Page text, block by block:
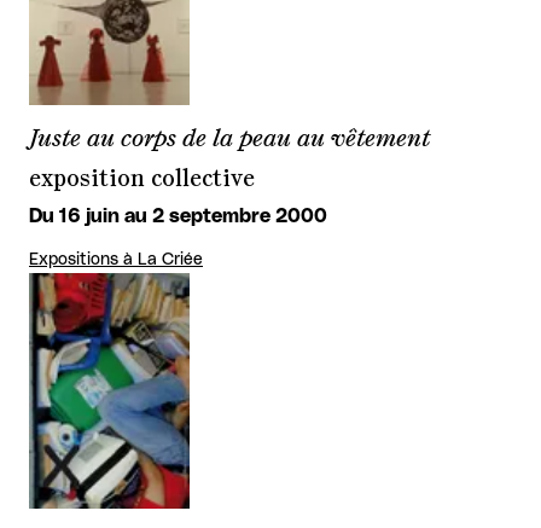
Juste au corps de la peau au vêtement
exposition collective
Du 16 juin au 2 septembre 2000
Expositions à La Criée